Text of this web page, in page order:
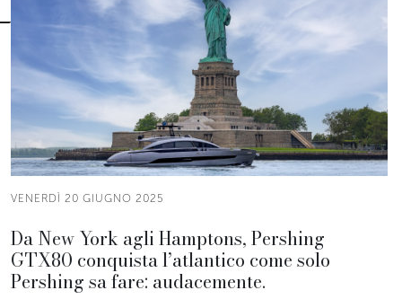
VENERDÌ 20 GIUGNO 2025
Da New York agli Hamptons, Pershing
GTX80 conquista l’atlantico come solo
Pershing sa fare: audacemente.